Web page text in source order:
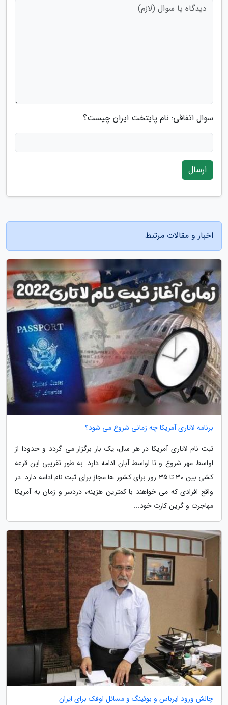
سوال اتفاقی: نام پایتخت ایران چیست؟
ارسال
اخبار و مقالات مرتبط
برنامه لاتاری آمریکا چه زمانی شروع می شود؟
ثبت نام لاتاری آمریکا در هر سال، یک بار برگزار می گردد و حدودا از
اواسط مهر شروع و تا اواسط آبان ادامه دارد. به طور تقریبی این قرعه
کشی بین 30 تا 35 روز برای کشور ها مجاز برای ثبت نام ادامه دارد. در
واقع افرادی که می خواهند با کمترین هزینه، دردسر و زمان به آمریکا
مهاجرت و گرین کارت خود...
چالش ورود ایرباس و بوئینگ و مسائل اوفک برای ایران